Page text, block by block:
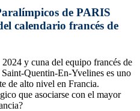
de PARIS
calendario francés de
y cuna del equipo francés de
Quentin-En-Yvelines es uno
de alto nivel en Francia.
que asociarse con el mayor